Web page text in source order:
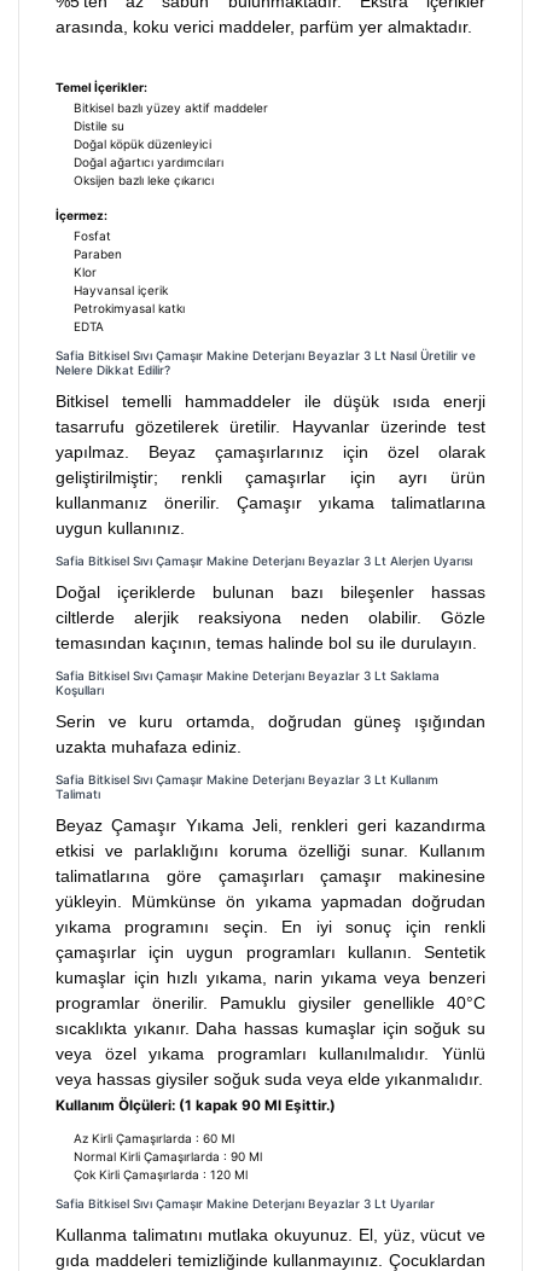
arasında, koku verici maddeler, parfüm yer almaktadır.
Temel İçerikler:
Bitkisel bazlı yüzey aktif maddeler
Distile su
Doğal köpük düzenleyici
Doğal ağartıcı yardımcıları
Oksijen bazlı leke çıkarıcı
İçermez:
Fosfat
Paraben
Klor
Hayvansal içerik
Petrokimyasal katkı
EDTA
Safia Bitkisel Sıvı Çamaşır Makine Deterjanı Beyazlar 3 Lt Nasıl Üretilir ve
Nelere Dikkat Edilir?
Bitkisel temelli hammaddeler ile düşük ısıda enerji
tasarrufu gözetilerek üretilir. Hayvanlar üzerinde test
yapılmaz. Beyaz çamaşırlarınız için özel olarak
geliştirilmiştir; renkli çamaşırlar için ayrı ürün
kullanmanız önerilir. Çamaşır yıkama talimatlarına
uygun kullanınız.
Safia Bitkisel Sıvı Çamaşır Makine Deterjanı Beyazlar 3 Lt Alerjen Uyarısı
Doğal içeriklerde bulunan bazı bileşenler hassas
ciltlerde alerjik reaksiyona neden olabilir. Gözle
temasından kaçının, temas halinde bol su ile durulayın.
Safia Bitkisel Sıvı Çamaşır Makine Deterjanı Beyazlar 3 Lt Saklama
Koşulları
Serin ve kuru ortamda, doğrudan güneş ışığından
uzakta muhafaza ediniz.
Safia Bitkisel Sıvı Çamaşır Makine Deterjanı Beyazlar 3 Lt Kullanım
Talimatı
Beyaz Çamaşır Yıkama Jeli, renkleri geri kazandırma
etkisi ve parlaklığını koruma özelliği sunar. Kullanım
talimatlarına göre çamaşırları çamaşır makinesine
yükleyin. Mümkünse ön yıkama yapmadan doğrudan
yıkama programını seçin. En iyi sonuç için renkli
çamaşırlar için uygun programları kullanın. Sentetik
kumaşlar için hızlı yıkama, narin yıkama veya benzeri
programlar önerilir. Pamuklu giysiler genellikle 40°C
sıcaklıkta yıkanır. Daha hassas kumaşlar için soğuk su
veya özel yıkama programları kullanılmalıdır. Yünlü
veya hassas giysiler soğuk suda veya elde yıkanmalıdır.
Kullanım Ölçüleri: (1 kapak 90 Ml Eşittir.)
Az Kirli Çamaşırlarda : 60 Ml
Normal Kirli Çamaşırlarda : 90 Ml
Çok Kirli Çamaşırlarda : 120 Ml
Safia Bitkisel Sıvı Çamaşır Makine Deterjanı Beyazlar 3 Lt Uyarılar
Kullanma talimatını mutlaka okuyunuz. El, yüz, vücut ve
gıda maddeleri temizliğinde kullanmayınız. Çocuklardan